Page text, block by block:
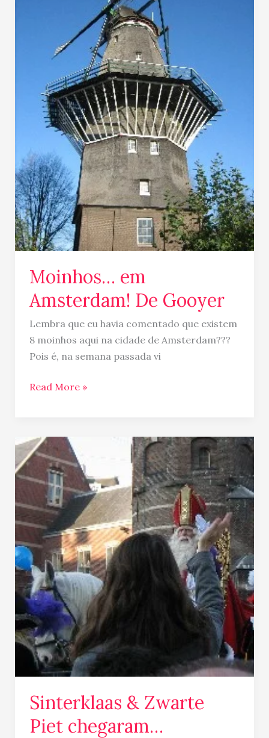
Moinhos… em
Amsterdam! De Gooyer
Lembra que eu havia comentado que existem
8 moinhos aqui na cidade de Amsterdam???
Pois é, na semana passada vi
Read More »
Sinterklaas & Zwarte
Piet chegaram…
Sinterklaas
&
Zwarte
Piet
chegaram…